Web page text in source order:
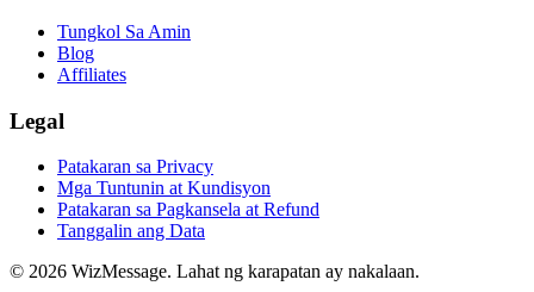
Tungkol Sa Amin
Blog
Affiliates
Legal
Patakaran sa Privacy
Mga Tuntunin at Kundisyon
Patakaran sa Pagkansela at Refund
Tanggalin ang Data
© 2026 WizMessage. Lahat ng karapatan ay nakalaan.